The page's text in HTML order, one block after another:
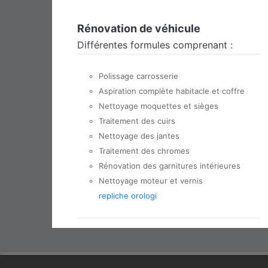
Rénovation de véhicule
Différentes formules comprenant :
Polissage carrosserie
Aspiration complète habitacle et coffre
Nettoyage moquettes et sièges
Traitement des cuirs
Nettoyage des jantes
Traitement des chromes
Rénovation des garnitures intérieures
Nettoyage moteur et vernis
repliche orologi